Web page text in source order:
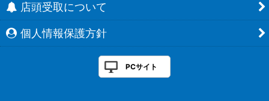
店頭受取について
個人情報保護方針
PCサイト